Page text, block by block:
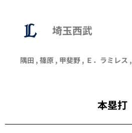
埼玉西武
隅田 , 篠原 , 甲斐野 , Ｅ．ラミレス ,
本塁打